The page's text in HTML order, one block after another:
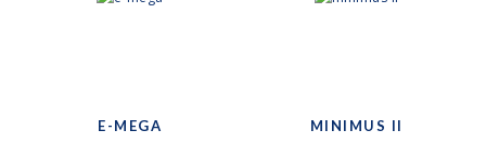
E-MEGA MINIMUS II